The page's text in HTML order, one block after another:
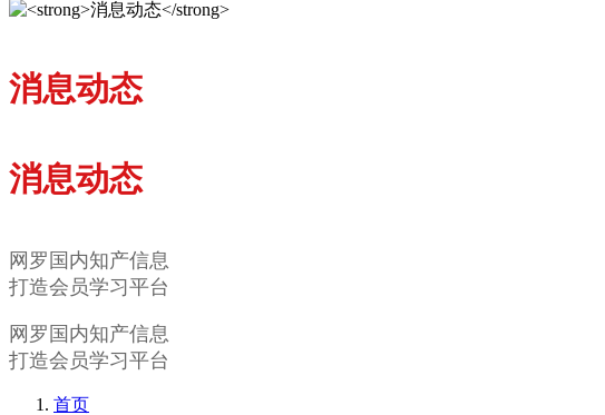
消息动态
消息动态
网罗国内知产信息
打造会员学习平台
网罗国内知产信息
打造会员学习平台
首页